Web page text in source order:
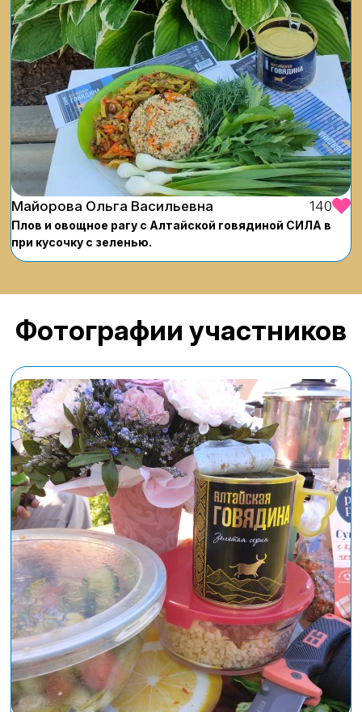
Майорова Ольга Васильевна 140
Плов и овощное рагу с Алтайской говядиной СИЛА в
при кусочку с зеленью.
Фотографии участников